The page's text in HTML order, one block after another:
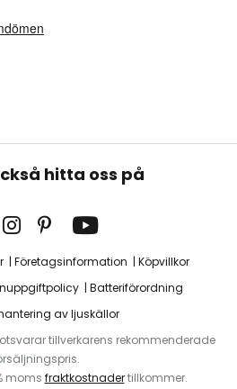
hitta oss på
Företagsinformation
Köpvillkor
Batteriförordning
av ljuskällor
tillverkarens rekommenderade
moms fraktkostnadertillkommer.